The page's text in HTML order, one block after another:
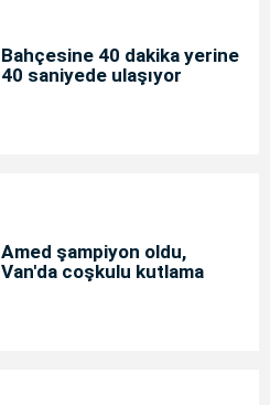
Bahçesine 40 dakika yerine
40 saniyede ulaşıyor
Amed şampiyon oldu,
Van'da coşkulu kutlama